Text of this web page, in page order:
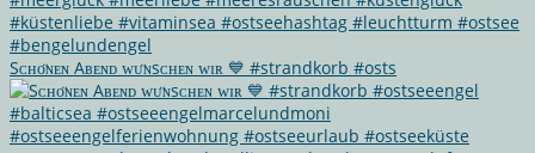
Sᴄʜᴏ̈ɴᴇɴ Aʙᴇɴᴅ ᴡᴜ̈ɴsᴄʜᴇɴ ᴡɪʀ 💙 #strandkorb #osts